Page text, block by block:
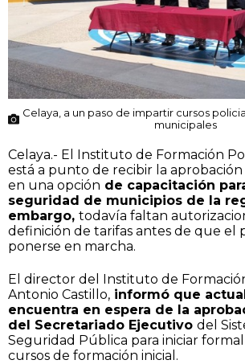
Celaya, a un paso de impartir cursos
municipales
Celaya.- El Instituto de Formación
está a punto de recibir la
en una opción de capacitación
seguridad de municipios de la
embargo, todavía faltan
definición de tarifas antes de que el
ponerse en marcha.
El director del Instituto de
Antonio Castillo, informó que
encuentra en espera de la
del Secretariado Ejecutivo del
Seguridad Pública para iniciar
cursos de formación inicial.